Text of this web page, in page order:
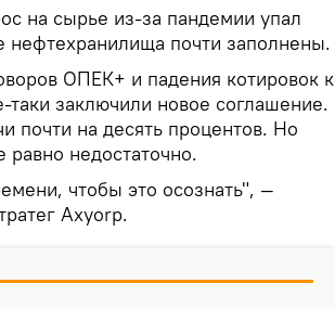
на сырье из-за пандемии упал
почти заполнены.
ОПЕК+ и падения котировок к
заключили новое соглашение.
почти на десять процентов. Но
равно недостаточно.
чтобы это осознать", —
Axyorp.